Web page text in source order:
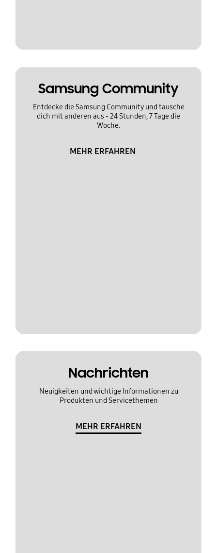
Samsung Community
Entdecke die Samsung Community und tausche
dich mit anderen aus - 24 Stunden, 7 Tage die
Woche.
MEHR ERFAHREN
Nachrichten
Neuigkeiten und wichtige Informationen zu
Produkten und Servicethemen
MEHR ERFAHREN